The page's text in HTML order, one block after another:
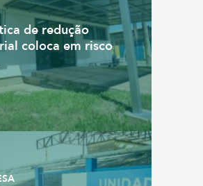
de redução
coloca em risco